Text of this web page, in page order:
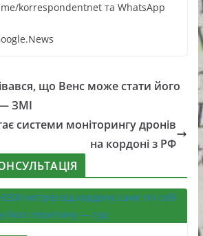
korrespondentnet та WhatsApp
що Венс може стати його
ЗМІ
системи моніторингу дронів
на кордоні з РФ